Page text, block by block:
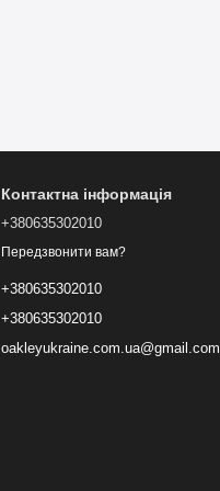
Контактна інформація
+380635302010
Передзвонити вам?
+380635302010
+380635302010
oakleyukraine.com.ua@gmail.com